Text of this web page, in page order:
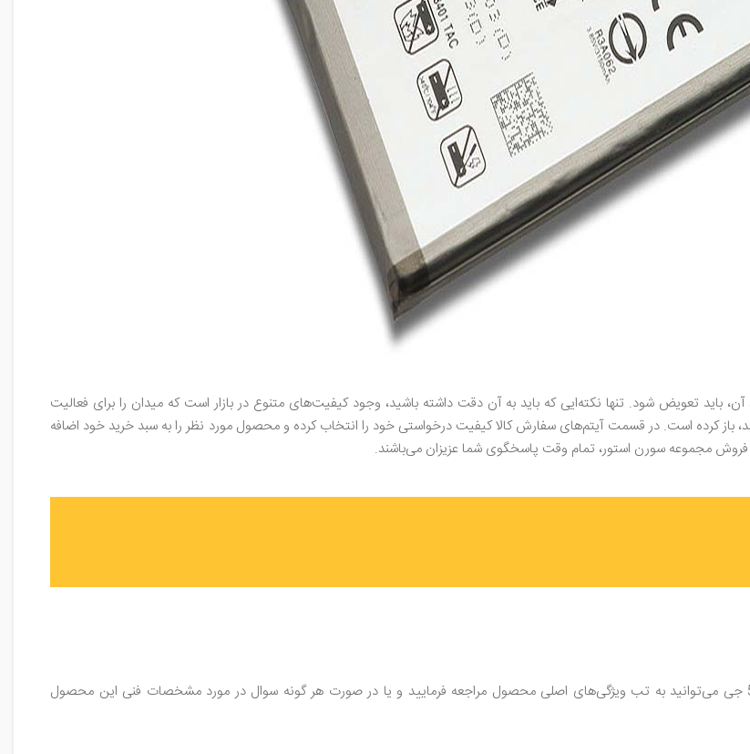
تعویض شود. تنها نکته‌ایی که باید به آن دقت داشته باشید، وجود کیفیت‌های متنوع در بازار است که میدان را برای فعالیت
باز کرده است. در قسمت آیتم‌های سفارش کالا کیفیت درخواستی خود را انتخاب کرده و محصول مورد نظر را به سبد خرید خود اضافه
مجموعه سورن استور، تمام وقت پاسخگوی شما عزیزان می‌باشند.
برای بررسی سایر مشخصات و ویژگی‌های باتری گوشی ال‌جی وی 60 تین کیو 5 جی می‌توانید به تب ویژگی‌های اصلی محصول مراجعه فرمایید و یا در صورت هر گونه سوال در مورد مشخصات فنی این محصول